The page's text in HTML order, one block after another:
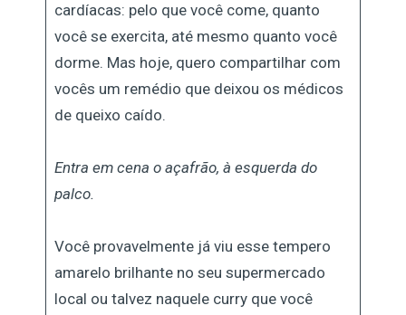
cardíacas: pelo que você come, quanto
você se exercita, até mesmo quanto você
dorme. Mas hoje, quero compartilhar com
vocês um remédio que deixou os médicos
de queixo caído.
Entra em cena o açafrão, à esquerda do
palco.
Você provavelmente já viu esse tempero
amarelo brilhante no seu supermercado
local ou talvez naquele curry que você